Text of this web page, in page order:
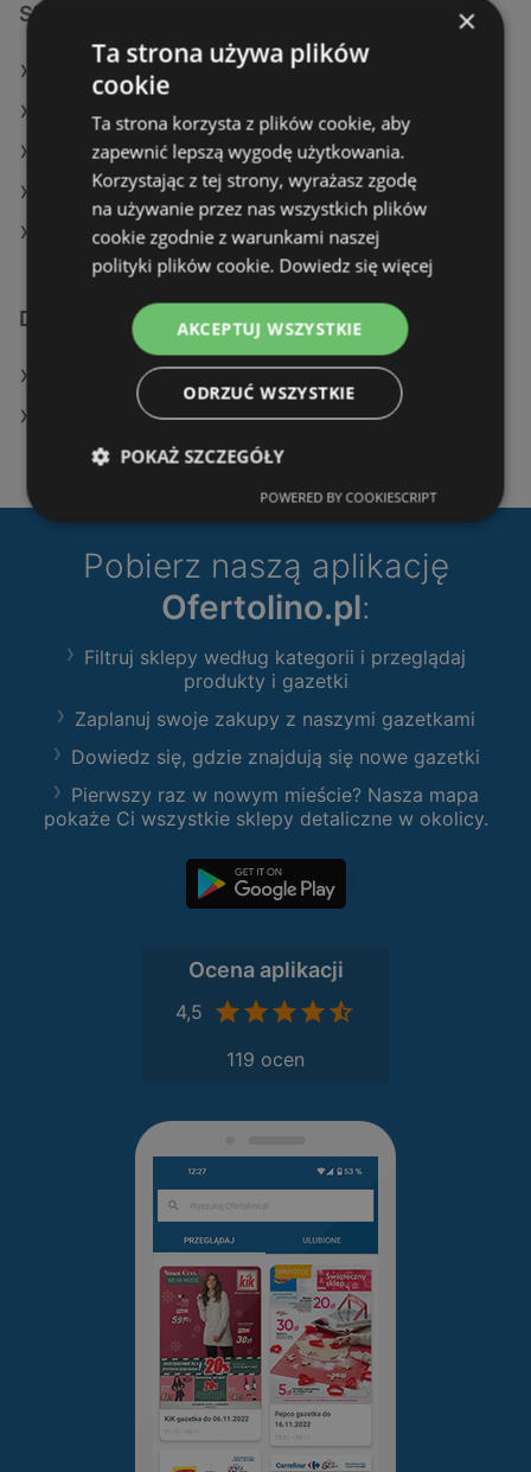
Sklepy JYSK w:
JYSK w Tomaszów Lubelski (Gmina)
JYSK w Wołomin
JYSK w Nysa
JYSK w Suchy Las
JYSK w Bełchatów (Gmina)
Dodatkowe łącza
Oferty JYSK
Sklepy JYSK w Police
Pobierz naszą aplikację
Ofertolino.pl:
Filtruj sklepy według kategorii i przeglądaj
produkty i gazetki
Zaplanuj swoje zakupy z naszymi gazetkami
Dowiedz się, gdzie znajdują się nowe gazetki
Pierwszy raz w nowym mieście? Nasza mapa
pokaże Ci wszystkie sklepy detaliczne w okolicy.
Ocena aplikacji
4,5
119 ocen
×
Ta strona używa plików
cookie
Ta strona korzysta z plików cookie, aby
zapewnić lepszą wygodę użytkowania.
Korzystając z tej strony, wyrażasz zgodę
na używanie przez nas wszystkich plików
cookie zgodnie z warunkami naszej
polityki plików cookie. Dowiedz się więcej
AKCEPTUJ WSZYSTKIE
ODRZUĆ WSZYSTKIE
POKAŻ SZCZEGÓŁY
POWERED BY COOKIESCRIPT